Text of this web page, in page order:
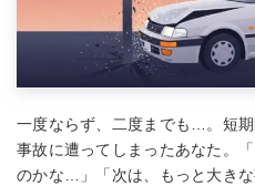
一度ならず、二度までも…。短
事故に遭ってしまったあなた。
のかな…」「次は、もっと大き